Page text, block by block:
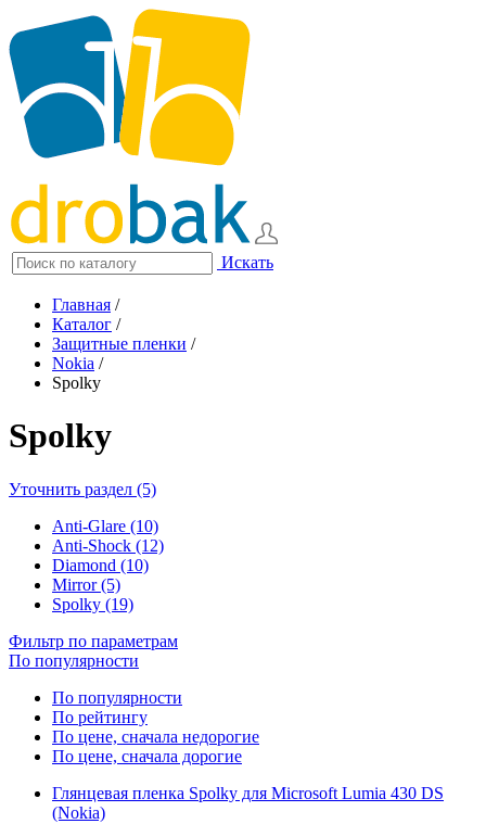
Искать
Главная /
Каталог /
Защитные пленки /
Nokia /
Spolky
Spolky
Уточнить раздел (5)
Anti-Glare (10)
Anti-Shock (12)
Diamond (10)
Mirror (5)
Spolky (19)
Фильтр по параметрам
По популярности
По популярности
По рейтингу
По цене, сначала недорогие
По цене, сначала дорогие
Глянцевая пленка Spolky для Microsoft Lumia 430 DS
(Nokia)